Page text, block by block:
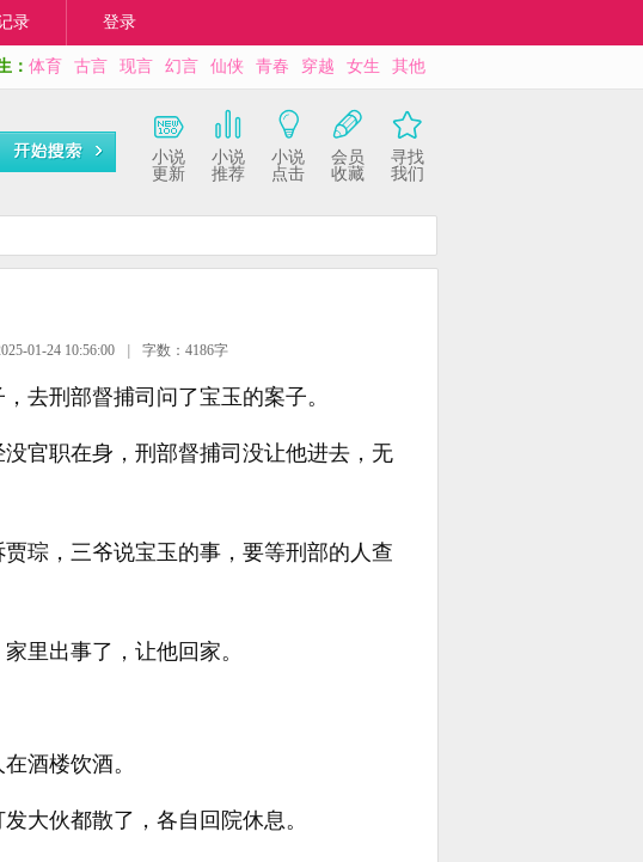
录 登录
： 体育 古言 现言 幻言 仙侠 青春 穿越 女生 其他
小说
更新
小说
推荐
小说
点击
会员
收藏
寻找
我们
01-24 10:56:00 字数：4186字
去刑部督捕司问了宝玉的案子。
官职在身，刑部督捕司没让他进去，无
琮，三爷说宝玉的事，要等刑部的人查
里出事了，让他回家。
酒楼饮酒。
大伙都散了，各自回院休息。